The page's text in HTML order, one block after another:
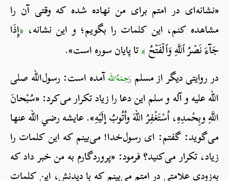
«نشانه‌ای در امتم برای من نهاده شده که وقتی آن را
مشاهده کنم، این کلمات را بگویم؛ و این نشانه، ﴿إِذَا
جَآءَ نَصۡرُ ٱللَّهِ وَٱلۡفَتۡحُ ﴾ تا پایان سوره است».
در روایتی دیگر از مسلم رَحِمَهُ‌اللهآمده است: رسول‌الله صلی
الله علیه و آله و سلم این دعا را زیاد تکرار می‌کرد: «سُبْحانَ
اللَّهِ وبِحْمدِهِ، أسْتَغْفِرُ اللهَ وأتُوبُ إلَيْهِ». عایشه رضي الله عنها
می‌گوید: گفتم: ای رسول‌خدا! می‌بینم که این کلمات را
زیاد، تکرار می‌کنید؟ فرمود: «پروردگارم به من خبر داد که
به‌زودی علامتی در امتم می‌بینم که با دیدنش، این کلمات